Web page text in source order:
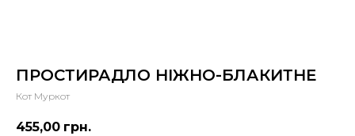
ПРОСТИРАДЛО НІЖНО-БЛАКИТНЕ
Кот Муркот
455,00 грн.